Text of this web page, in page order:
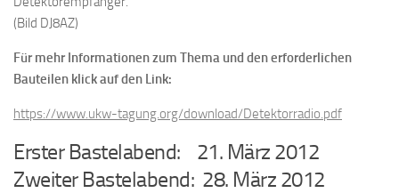
(Bild DJ8AZ)
Für mehr Informationen zum Thema und den erforderlichen
Bauteilen klick auf den Link:
https://www.ukw-tagung.org/download/Detektorradio.pdf
Erster Bastelabend: 21. März 2012
Zweiter Bastelabend: 28. März 2012